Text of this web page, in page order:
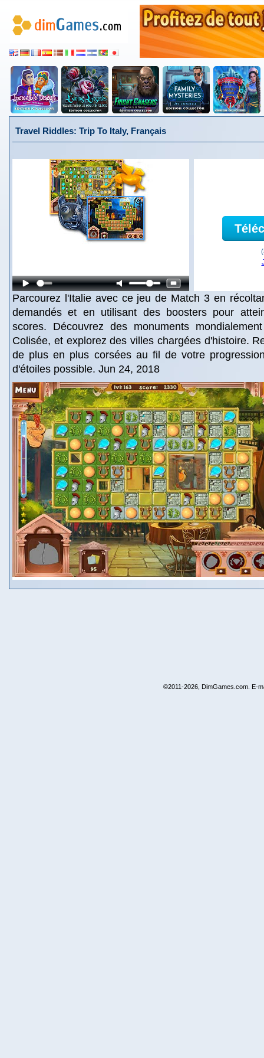
Travel Riddles: Trip To Italy, Français
Parcourez l'Italie avec ce jeu de Match 3 en
demandés et en utilisant des boosters pour
scores. Découvrez des monuments
Colisée, et explorez des villes chargées d'histoire.
de plus en plus corsées au fil de votre
d'étoiles possible. Jun 24, 2018
©2011-2026, DimGames.com. E-